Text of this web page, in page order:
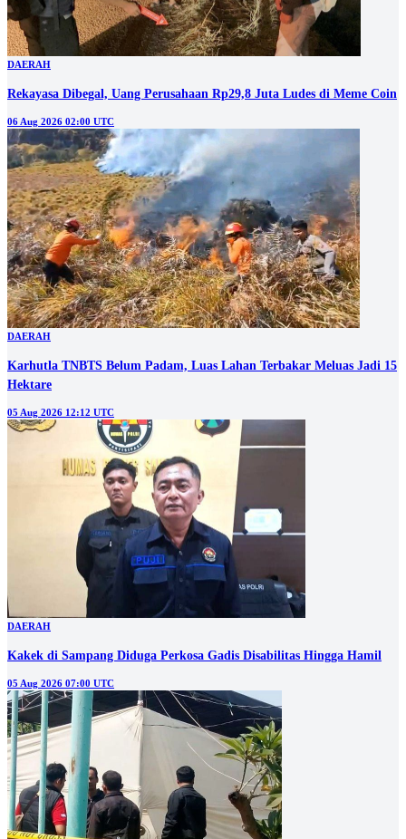
DAERAH
Rekayasa Dibegal, Uang Perusahaan Rp29,8 Juta Ludes di Meme Coin
06 Aug 2026 02:00 UTC
DAERAH
Karhutla TNBTS Belum Padam, Luas Lahan Terbakar Meluas Jadi 15
Hektare
05 Aug 2026 12:12 UTC
DAERAH
Kakek di Sampang Diduga Perkosa Gadis Disabilitas Hingga Hamil
05 Aug 2026 07:00 UTC